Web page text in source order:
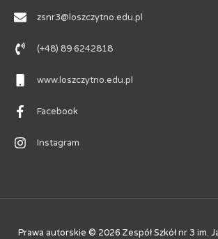
zsnr3@loszczytno.edu.pl
(+48) 89 6242818
www.loszczytno.edu.pl
Facebook
Instagram
Prawa autorskie © 2026 Zespół Szkół nr 3 im.